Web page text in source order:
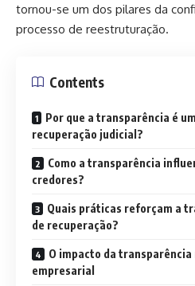
tornou-se um dos pilares da
processo de reestruturação.
Contents
Por que a transparência é
recuperação judicial?
Como a transparência
credores?
Quais práticas reforçam a
de recuperação?
O impacto da transparência
empresarial